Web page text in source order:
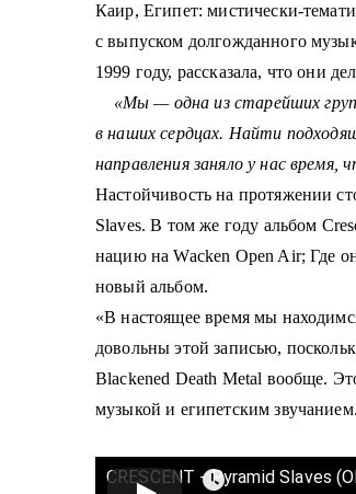
Каир, Египет: мистически-
с выпуском долгожданного
1999 году, рассказала, что они
«Мы — одна из старейших
в наших сердцах. Найти
направления заняло у нас
Настойчивость на протяжении
Slaves. В том же году альбом
нацию на Wacken Open Air;Где
новый альбом.
«В настоящее время мы
довольны этой записью,
Blackened Death Metal вообще.
музыкой и египетским
CRESCENT - Pyramid Slaves